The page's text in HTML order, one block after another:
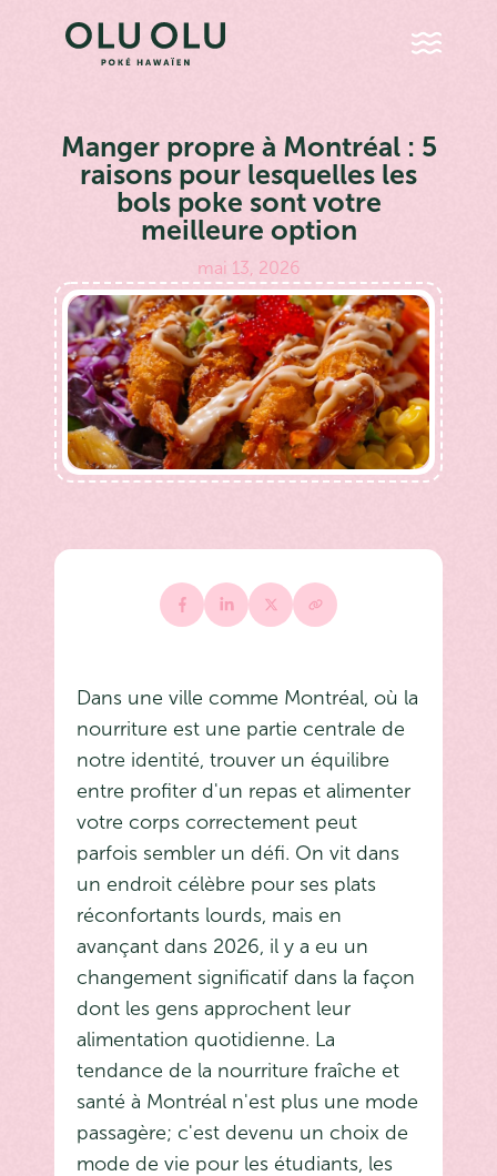
Manger propre à Montréal : 5
raisons pour lesquelles les
bols poke sont votre
meilleure option
mai 13, 2026
Dans une ville comme Montréal, où la
nourriture est une partie centrale de
notre identité, trouver un équilibre
entre profiter d'un repas et alimenter
votre corps correctement peut
parfois sembler un défi. On vit dans
un endroit célèbre pour ses plats
réconfortants lourds, mais en
avançant dans 2026, il y a eu un
changement significatif dans la façon
dont les gens approchent leur
alimentation quotidienne. La
tendance de la nourriture fraîche et
santé à Montréal n'est plus une mode
passagère; c'est devenu un choix de
mode de vie pour les étudiants, les